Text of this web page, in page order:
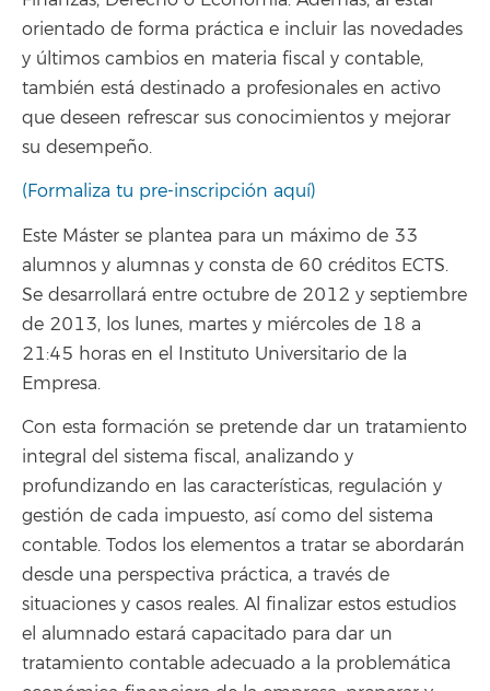
orientado de forma práctica e incluir las novedades
y últimos cambios en materia fiscal y contable,
también está destinado a profesionales en activo
que deseen refrescar sus conocimientos y mejorar
su desempeño.
(Formaliza tu pre-inscripción aquí)
Este Máster se plantea para un máximo de 33
alumnos y alumnas y consta de 60 créditos ECTS.
Se desarrollará entre octubre de 2012 y septiembre
de 2013, los lunes, martes y miércoles de 18 a
21:45 horas en el Instituto Universitario de la
Empresa.
Con esta formación se pretende dar un tratamiento
integral del sistema fiscal, analizando y
profundizando en las características, regulación y
gestión de cada impuesto, así como del sistema
contable. Todos los elementos a tratar se abordarán
desde una perspectiva práctica, a través de
situaciones y casos reales. Al finalizar estos estudios
el alumnado estará capacitado para dar un
tratamiento contable adecuado a la problemática